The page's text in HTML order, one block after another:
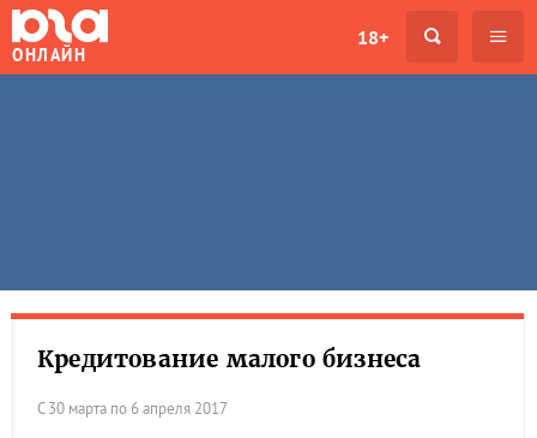
ОНЛАЙН
18+
Кредитование малого бизнеса
С 30 марта по 6 апреля 2017